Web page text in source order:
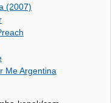
(2007)
Me Argentina